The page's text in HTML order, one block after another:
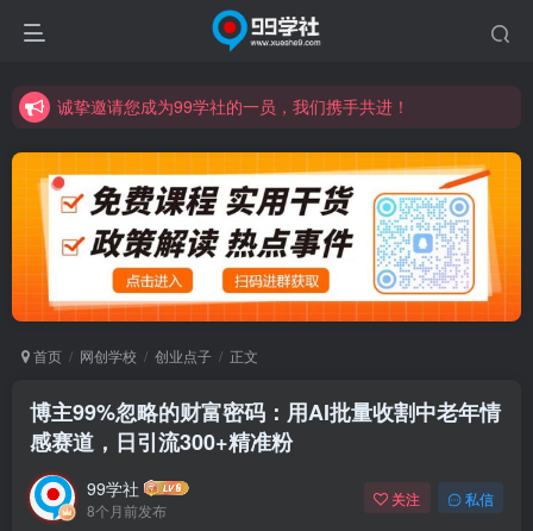
诚挚邀请您成为99学社的一员，我们携手共进！
诚挚邀请您成为99学社的一员，我们携手共进！
学习路上不孤独，99学社与你同行！分享全网优质VIP资源，炒股教程、创业教程、网络营销教程、自媒体短视频教程等，长期更新各大精品创业项目！
首页 网创学校 创业点子 正文
博主99%忽略的财富密码：用AI批量收割中老年情
感赛道，日引流300+精准粉
99学社
8个月前发布
关注 私信